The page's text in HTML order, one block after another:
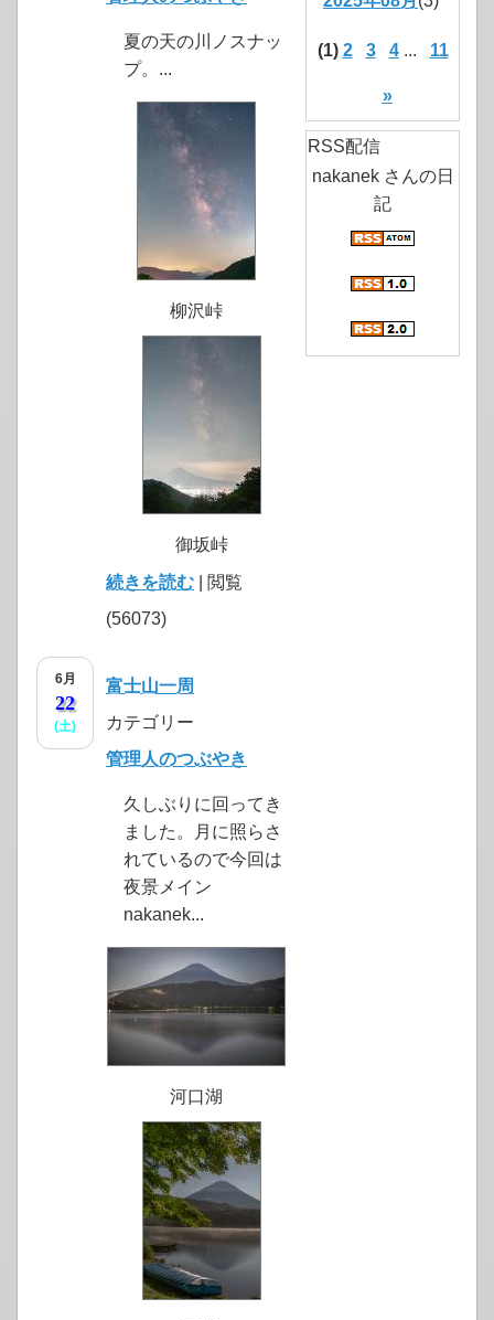
夏の天の川ノスナッ
プ。...
柳沢峠
御坂峠
続きを読む | 閲覧
(56073)
6月
22
(土)
富士山一周
カテゴリー
管理人のつぶやき
久しぶりに回ってき
ました。月に照らさ
れているので今回は
夜景メイン
nakanek...
河口湖
(1) 2 3 4... 11
»
RSS配信
nakanek さんの日
記